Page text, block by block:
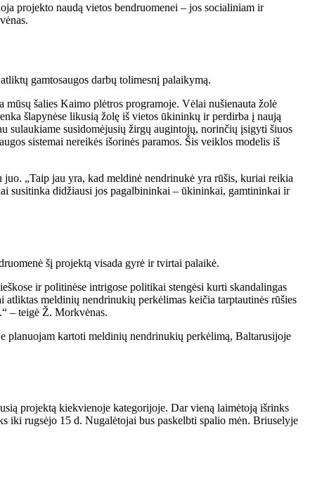
projekto naudą vietos bendruomenei – jos socialiniam ir
gamtosaugos darbų tolimesnį palaikymą.
šalies Kaimo plėtros programoje. Vėlai nušienauta žolė
šlapynėse likusią žolę iš vietos ūkininkų ir perdirba į naują
sulaukiame susidomėjusių žirgų augintojų, norinčių įsigyti šiuos
sistemai nereikės išorinės paramos. Šis veiklos modelis iš
„Taip jau yra, kad meldinė nendrinukė yra rūšis, kuriai reikia
susitinka didžiausi jos pagalbininkai – ūkininkai, gamtininkai ir
šį projektą visada gyrė ir tvirtai palaikė.
ir politinėse intrigose politikai stengėsi kurti skandalingas
meldinių nendrinukių perkėlimas keičia tarptautinės rūšies
– teigė Ž. Morkvėnas.
planuojam kartoti meldinių nendrinukių perkėlimą, Baltarusijoje
projektą kiekvienoje kategorijoje. Dar vieną laimėtoją išrinks
iki rugsėjo 15 d. Nugalėtojai bus paskelbti spalio mėn. Briuselyje